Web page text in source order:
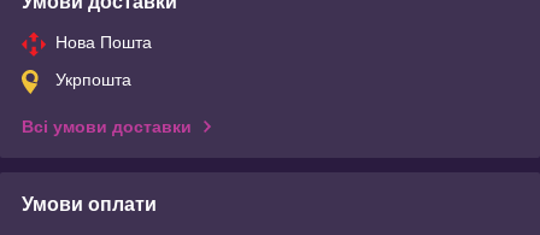
Нова Пошта
Укрпошта
Всі умови доставки
Умови оплати